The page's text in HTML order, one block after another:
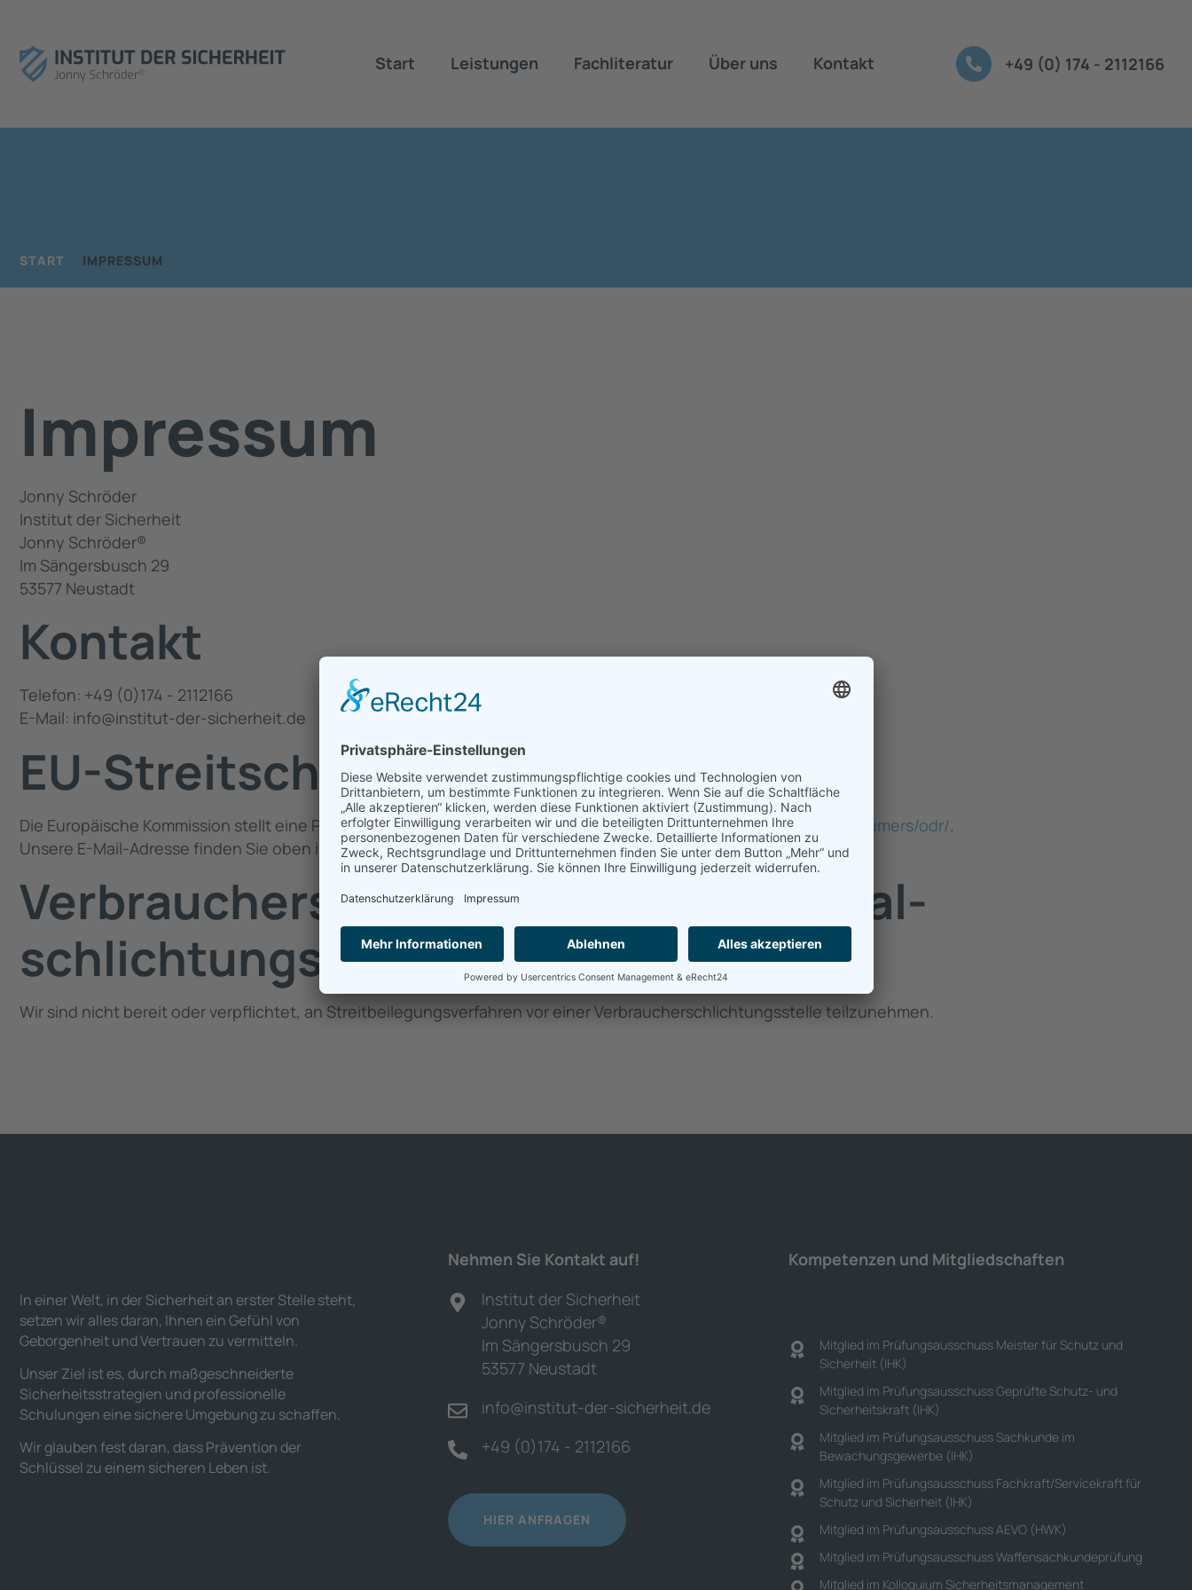
Start Leistungen Fachliteratur Über uns Kontakt +49 (0) 174 - 2112166
START IMPRESSUM
Impressum
Jonny Schröder
Institut der Sicherheit
Jonny Schröder®
Im Sängersbusch 29
53577 Neustadt
Kontakt
Telefon: +49 (0)174 - 2112166
E-Mail: info@institut-der-sicherheit.de
EU-Streitschlichtung
Die Europäische Kommission stellt eine Plattform zur Online-Streitbeilegung (OS) bereit:https://ec.europa.eu/consumers/odr/.
Unsere E-Mail-Adresse finden Sie oben im Impressum.
Verbraucher­streit­beilegung/Universal­
schlichtungs­stelle
Wir sind nicht bereit oder verpflichtet, an Streitbeilegungsverfahren vor einer Verbraucherschlichtungsstelle teilzunehmen.
In einer Welt, in der Sicherheit an erster Stelle steht,
setzen wir alles daran, Ihnen ein Gefühl von
Geborgenheit und Vertrauen zu vermitteln.
Unser Ziel ist es, durch maßgeschneiderte
Sicherheitsstrategien und professionelle
Schulungen eine sichere Umgebung zu schaffen.
Wir glauben fest daran, dass Prävention der
Schlüssel zu einem sicheren Leben ist.
Nehmen Sie Kontakt auf!
Institut der Sicherheit
Jonny Schröder®
Im Sängersbusch 29
53577 Neustadt
info@institut-der-sicherheit.de
+49 (0)174 - 2112166
HIER ANFRAGEN
Kompetenzen und Mitgliedschaften
Mitglied im Prüfungsausschuss Meister für Schutz und
Sicherheit (IHK)
Mitglied im Prüfungsausschuss Geprüfte Schutz- und
Sicherheitskraft (IHK)
Mitglied im Prüfungsausschuss Sachkunde im
Bewachungsgewerbe (IHK)
Mitglied im Prüfungsausschuss Fachkraft/Servicekraft für
Schutz und Sicherheit (IHK)
Mitglied im Prüfungsausschuss AEVO (HWK)
Mitglied im Prüfungsausschuss Waffensachkundeprüfung
Mitglied im Kolloquium Sicherheitsmanagement